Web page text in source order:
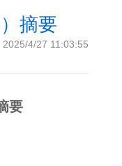
摘要
2025/4/27 11:03:55
要